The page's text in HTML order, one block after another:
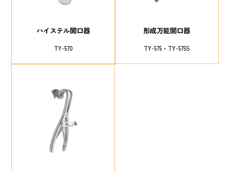
ハイステル開口器
TY-570
形成万能開口器
TY-575 TY-575S